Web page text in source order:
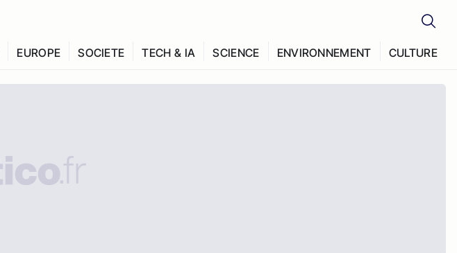
EUROPE SOCIETE TECH & IA SCIENCE ENVIRONNEMENT CULTURE